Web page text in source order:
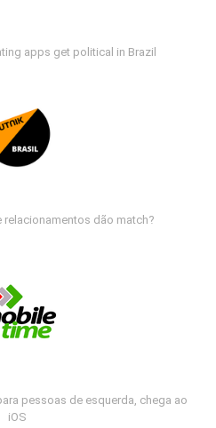
apps get political in Brazil
relacionamentos dão match?
pessoas de esquerda, chega ao
iOS